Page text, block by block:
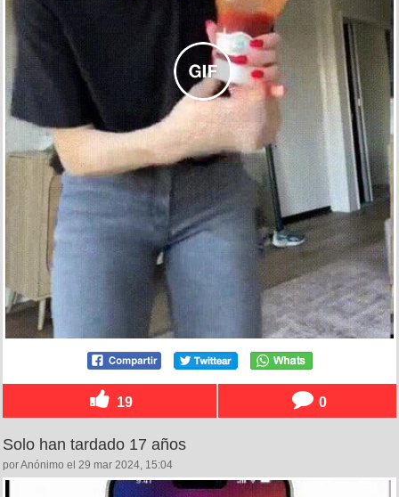
19 0
Solo han tardado 17 años
por Anónimo el 29 mar 2024, 15:04